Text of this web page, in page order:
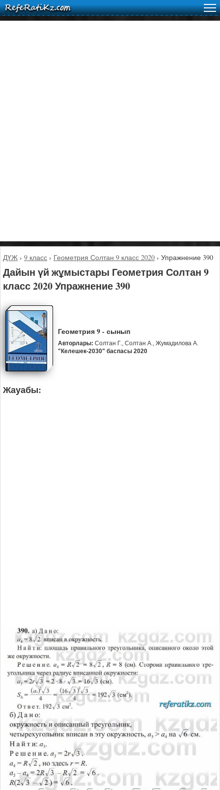
ДҮЖ › 9 класс › Геометрия Солтан 9 класс 2020 › Упражнение 390
Дайын үй жұмыстары Геометрия Солтан 9
класс 2020 Упражнение 390
Геометрия 9 - сынып
Авторлары: Солтан Г., Солтан А., Жумадилова А.
"Келешек-2030" баспасы 2020
Жауабы: